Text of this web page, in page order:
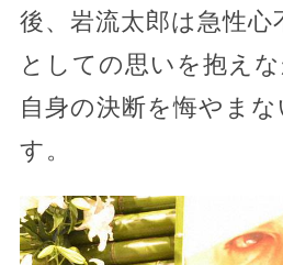
後、岩流太郎は急性心
としての思いを抱え
自身の決断を悔やま
す。